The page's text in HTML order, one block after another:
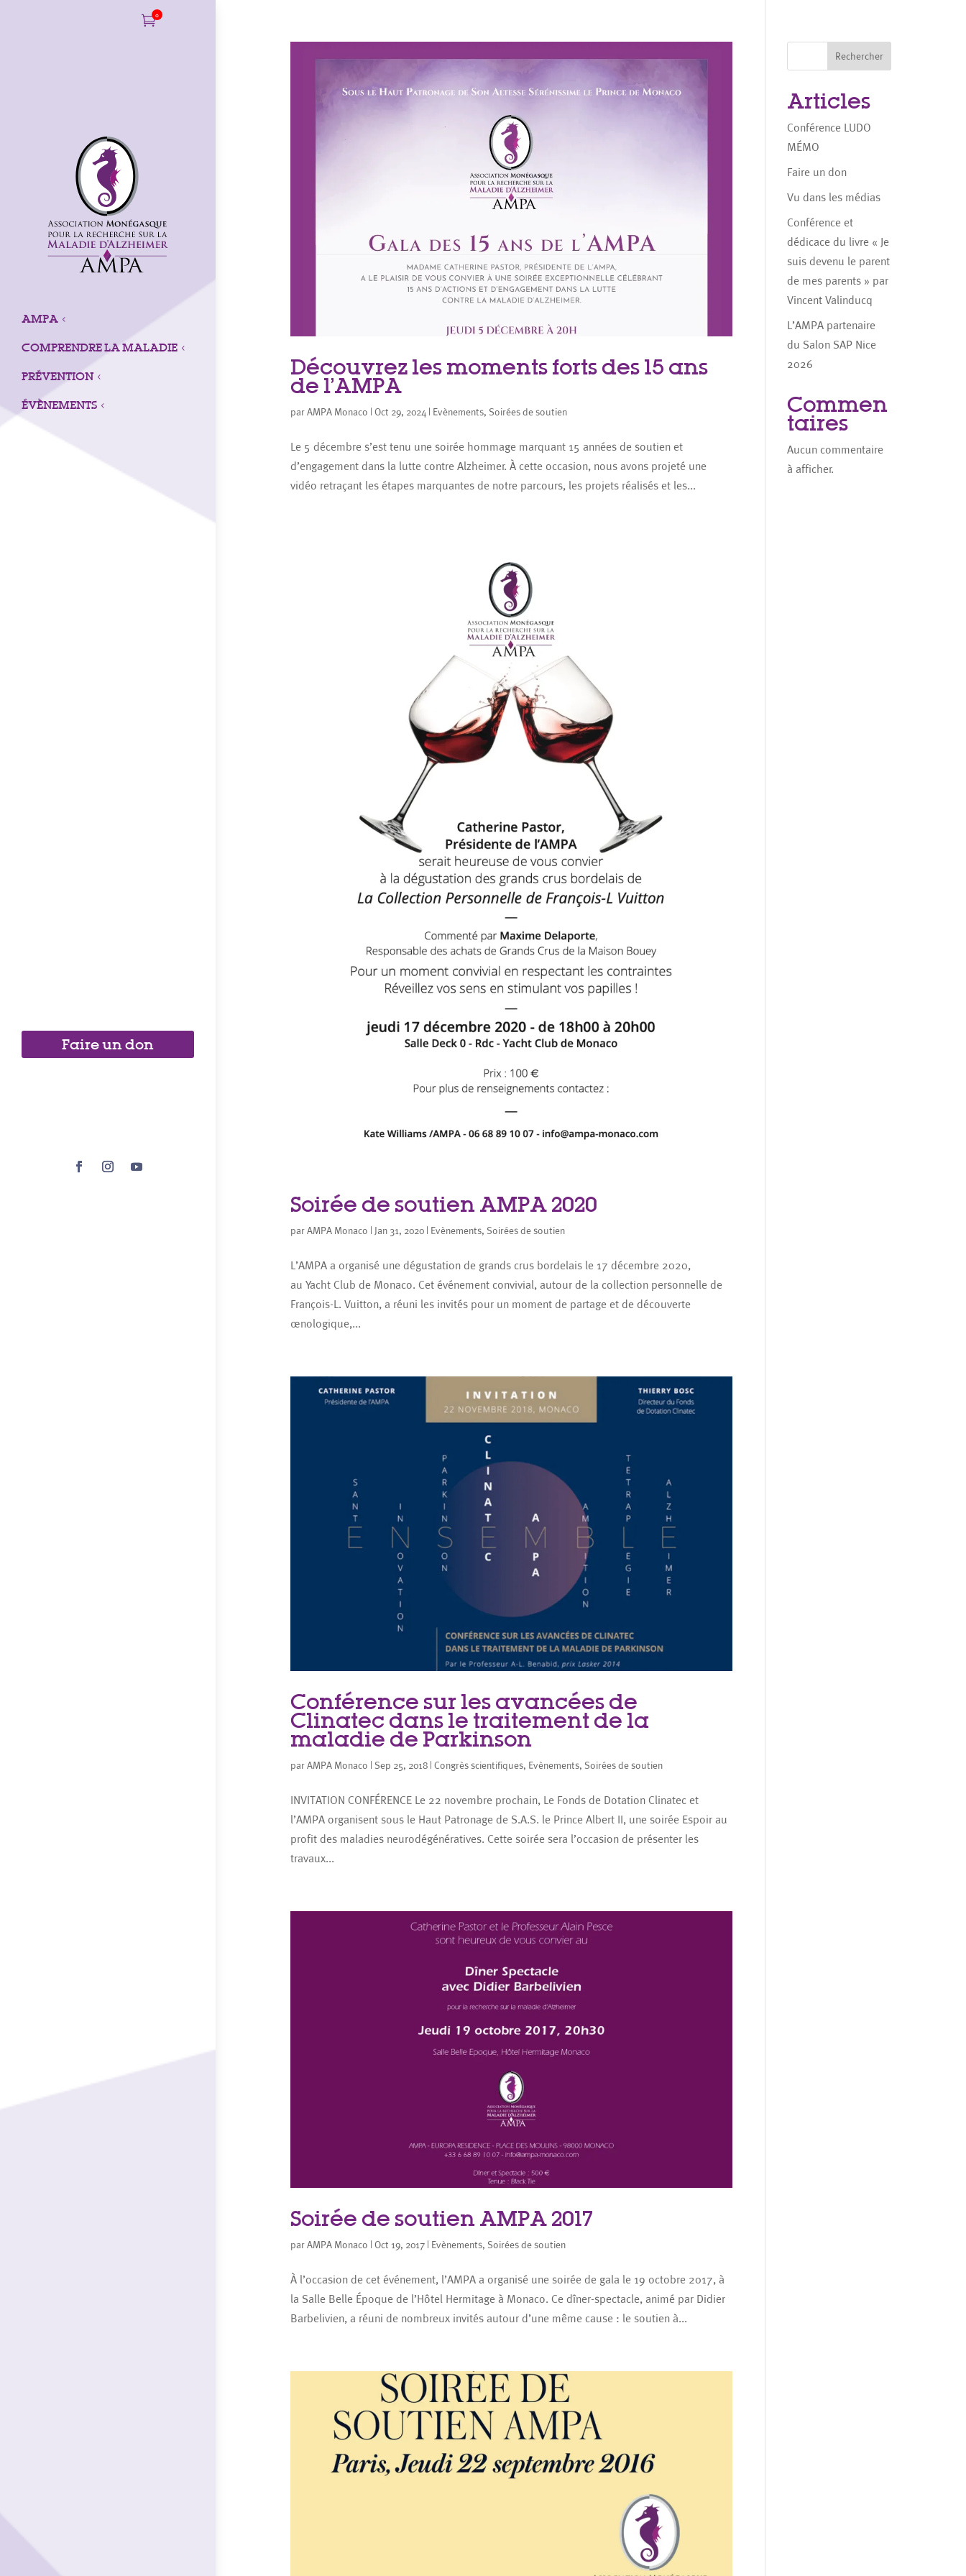
0
AMPA 3
COMPRENDRE LA MALADIE 3
PRÉVENTION3
ÉVÈNEMENTS 3
Faire un don
Découvrez les moments forts des 15 ans
de l’AMPA
parAMPA Monaco |Oct 29, 2024 Evènements, Soirées de soutien
Le 5 décembre s’est tenu une soirée hommage marquant 15 années de soutien et
d’engagement dans la lutte contre Alzheimer. À cette occasion, nous avons projeté une
vidéo retraçant les étapes marquantes de notre parcours, les projets réalisés et les...
Soirée de soutien AMPA 2020
parAMPA Monaco Jan 31, 2020 Evènements, Soirées de soutien
L’AMPA a organisé une dégustation de grands crus bordelais le 17 décembre 2020,
au Yacht Club de Monaco. Cet événement convivial, autour de la collection personnelle de
François-L. Vuitton, a réuni les invités pour un moment de partage et de découverte
œnologique,...
Conférence sur les avancées de
Clinatec dans le traitement de la
maladie de Parkinson
parAMPA Monaco Sep 25, 2018 |Congrès scientifiques, Evènements, Soirées de soutien
INVITATION CONFÉRENCE Le 22 novembre prochain, Le Fonds de Dotation Clinatec et
l’AMPA organisent sous le Haut Patronage de S.A.S. le Prince Albert II, une soirée Espoir au
profit des maladies neurodégénératives. Cette soirée sera l’occasion de présenter les
travaux...
Soirée de soutien AMPA 2017
parAMPA Monaco |Oct 19, 2017 Evènements, Soirées de soutien
À l’occasion de cet événement, l’AMPA a organisé une soirée de gala le 19 octobre 2017, à
la Salle Belle Époque de l’Hôtel Hermitage à Monaco. Ce dîner-spectacle, animé par Didier
Barbelivien, a réuni de nombreux invités autour d’une même cause : le soutien à...
Rechercher
Articles
Conférence LUDO
MÉMO
Faire un don
Vu dans les médias
Conférence et
dédicace du livre « Je
suis devenu le parent
de mes parents » par
Vincent Valinducq
L’AMPA partenaire
du Salon SAP Nice
2026
Commen
taires
Aucun commentaire
à afficher.